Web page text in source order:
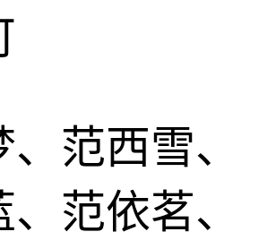
范西雪、
范依茗、